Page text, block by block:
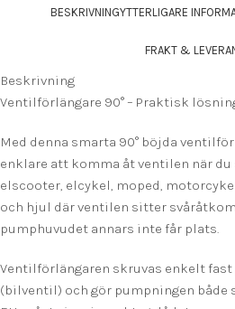
BESKRIVNINGYTTERLIGARE
FRAKT &
Beskrivning
Ventilförlängare 90° – Praktisk
Med denna smarta 90° böjda
enklare att komma åt ventilen när du
elscooter, elcykel, moped,
och hjul där ventilen sitter
pumphuvudet annars inte får plats.
Ventilförlängaren skruvas enkelt
(bilventil) och gör pumpningen både